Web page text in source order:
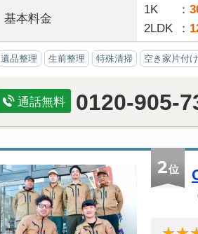
基本料金
1K
2LDK
遺品整理 生前整理 特殊清掃 空き家片付け
通話無料 0120-905-
2位